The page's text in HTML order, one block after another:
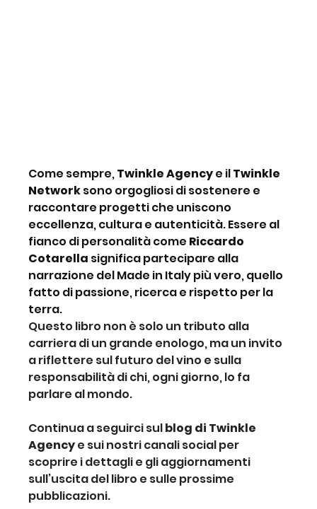
Come sempre, Twinkle Agency e il Twinkle
Network sono orgogliosi di sostenere e
raccontare progetti che uniscono
eccellenza, cultura e autenticità. Essere al
fianco di personalità come Riccardo
Cotarella significa partecipare alla
narrazione del Made in Italy più vero, quello
fatto di passione, ricerca e rispetto per la
terra.
Questo libro non è solo un tributo alla
carriera di un grande enologo, ma un invito
a riflettere sul futuro del vino e sulla
responsabilità di chi, ogni giorno, lo fa
parlare al mondo.
Continua a seguirci sul blog di Twinkle
Agency e sui nostri canali social per
scoprire i dettagli e gli aggiornamenti
sull’uscita del libro e sulle prossime
pubblicazioni.